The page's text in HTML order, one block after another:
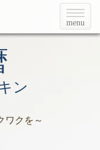
T
o
g
menu
ン
ワクを～